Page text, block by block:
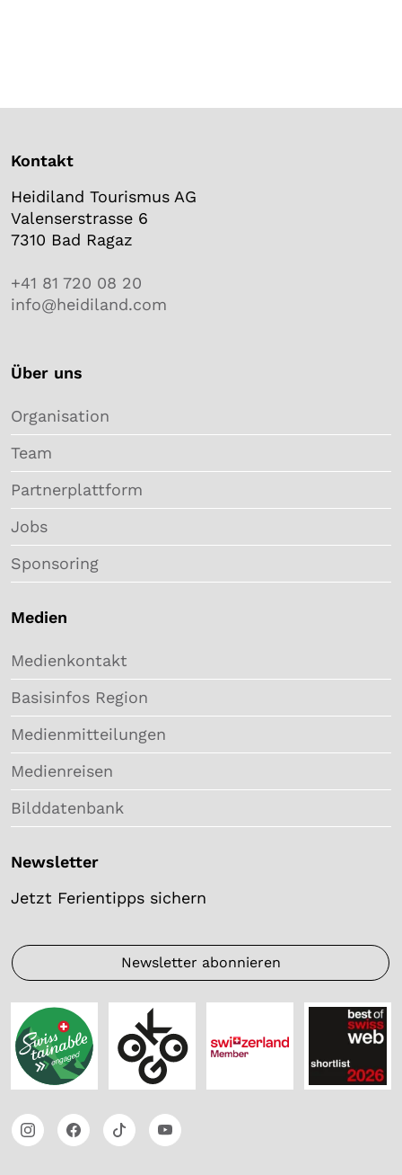
Kontakt
Heidiland Tourismus AG
Valenserstrasse 6
7310 Bad Ragaz
+41 81 720 08 20
info@heidiland.com
Über uns
Organisation
Team
Partnerplattform
Jobs
Sponsoring
Medien
Medienkontakt
Basisinfos Region
Medienmitteilungen
Medienreisen
Bilddatenbank
Newsletter
Jetzt Ferientipps sichern
Newsletter abonnieren